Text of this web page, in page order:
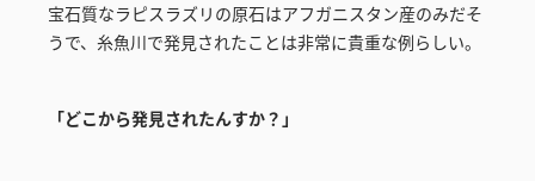
宝石質なラピスラズリの原石はアフガニスタン産のみだそ
うで、糸魚川で発見されたことは非常に貴重な例らしい。
「どこから発見されたんすか？」